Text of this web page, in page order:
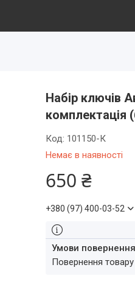
Набір ключів
комплектація
Немає в наявності
Код: 101150-К
650 ₴
+380 (97) 400-03-52
повернення